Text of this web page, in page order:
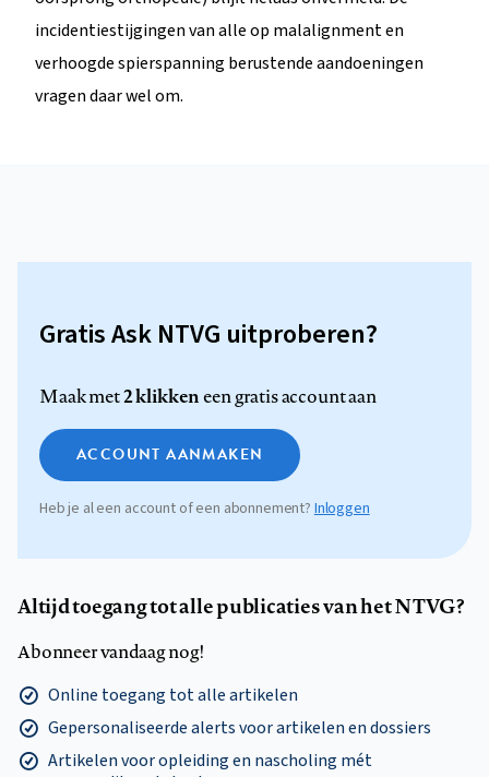
incidentiestijgingen van alle op malalignment en
verhoogde spierspanning berustende aandoeningen
vragen daar wel om.
Gratis Ask NTVG uitproberen?
Maak met2 klikkeneen gratis account aan
ACCOUNT AANMAKEN
Heb je al een account of een abonnement? Inloggen
Altijd toegang tot alle publicaties van het NTVG?
Abonneer vandaag nog!
Online toegang tot alle artikelen
Gepersonaliseerde alerts voor artikelen en dossiers
Artikelen voor opleiding en nascholing mét